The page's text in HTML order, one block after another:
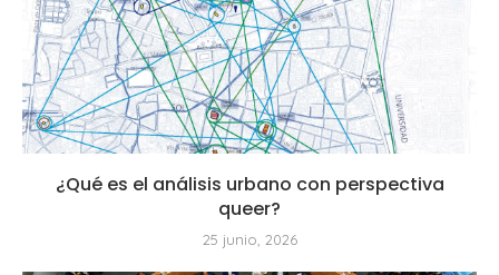
¿Qué es el análisis urbano con perspectiva
queer?
25 junio, 2026